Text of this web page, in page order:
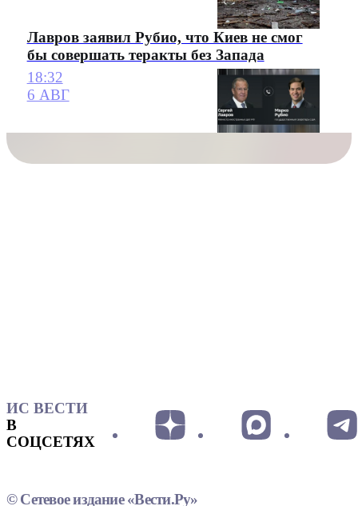
Лавров заявил Рубио, что Киев не смог
бы совершать теракты без Запада
18:32
6 АВГ
ИС ВЕСТИ
В
СОЦСЕТЯХ
© Сетевое издание «Вести.Ру»